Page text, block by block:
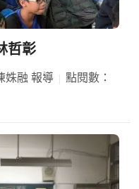
哲彰
姝融 報導
點閱數：